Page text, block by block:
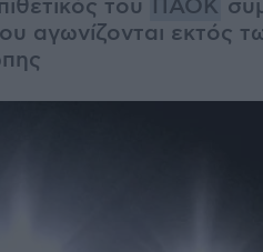
του ΠΑΟΚ
αγωνίζονται εκτός